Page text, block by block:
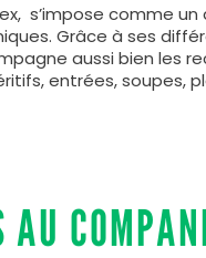
s’impose comme
Grâce à ses
aussi bien les
entrées, soupes,
AU